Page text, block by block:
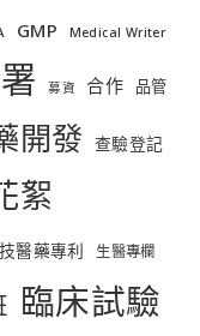
GMP Medical Writer
募資 合作 品管
開發 查驗登記
絮
醫藥專利 生醫專欄
臨床試驗